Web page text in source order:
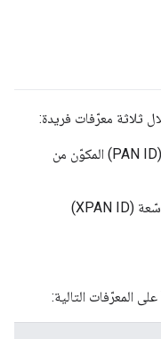
ثلاثة معرّفات فريدة:
رقم تعريف شبكة المنطقة الشخصية (PAN ID) المكوّن من
رقم تعريف شبكة منطقة شخصية موسّعة (XPAN ID)